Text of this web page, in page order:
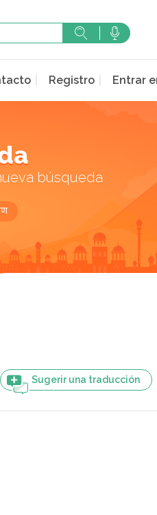
Registro Entrar
búsqueda
Sugerir una traducción